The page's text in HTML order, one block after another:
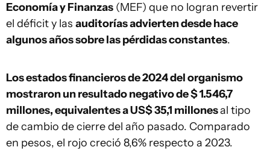
Economía y Finanzas (MEF) que no logran revertir
el déficit y las auditorías advierten desde hace
algunos años sobre las pérdidas constantes.
Los estados financieros de 2024 del organismo
mostraron un resultado negativo de $ 1.546,7
millones, equivalentes a US$ 35,1 millonesal tipo
de cambio de cierre del año pasado. Comparado
en pesos, el rojo creció 8,6% respecto a 2023.